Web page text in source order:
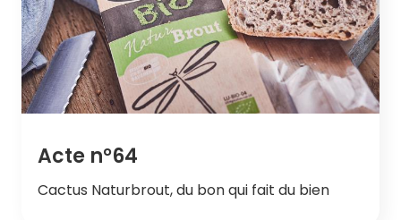
Acte n°64
Cactus Naturbrout, du bon qui fait du bien